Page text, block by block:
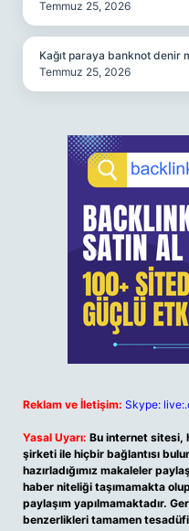
Temmuz 25, 2026
Kağıt paraya banknot denir
Temmuz 25, 2026
Reklam ve İletişim: Skype:
Yasal Uyarı: Bu internet sitesi,
şirketi ile hiçbir bağlantısı
hazırladığımız makaleler
haber niteliği taşımamakta
paylaşım yapılmamaktadır.
benzerlikleri tamamen